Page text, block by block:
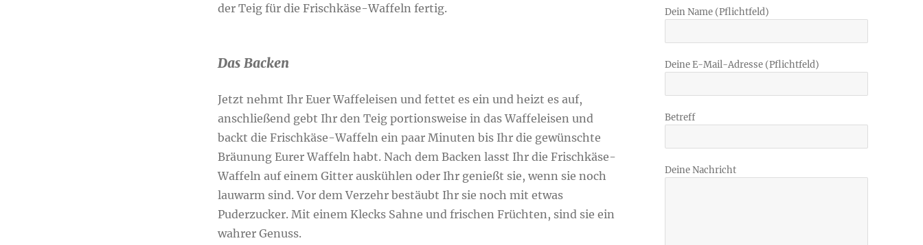
der Teig für die Frischkäse-Waffeln fertig.
Das Backen
Jetzt nehmt Ihr Euer Waffeleisen und fettet es ein und heizt es auf,
anschließend gebt Ihr den Teig portionsweise in das Waffeleisen und
backt die Frischkäse-Waffeln ein paar Minuten bis Ihr die gewünschte
Bräunung Eurer Waffeln habt. Nach dem Backen lasst Ihr die Frischkäse-
Waffeln auf einem Gitter auskühlen oder Ihr genießt sie, wenn sie noch
lauwarm sind. Vor dem Verzehr bestäubt Ihr sie noch mit etwas
Puderzucker. Mit einem Klecks Sahne und frischen Früchten, sind sie ein
wahrer Genuss.
Dein Name (Pflichtfeld)
Deine E-Mail-Adresse (Pflichtfeld)
Betreff
Deine Nachricht